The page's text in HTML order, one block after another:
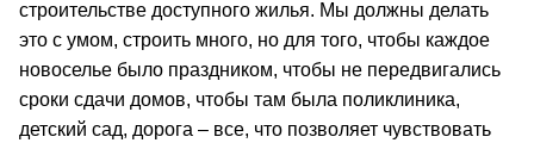
строительстве доступного жилья. Мы должны делать
это с умом, строить много, но для того, чтобы каждое
новоселье было праздником, чтобы не передвигались
сроки сдачи домов, чтобы там была поликлиника,
детский сад, дорога – все, что позволяет чувствовать